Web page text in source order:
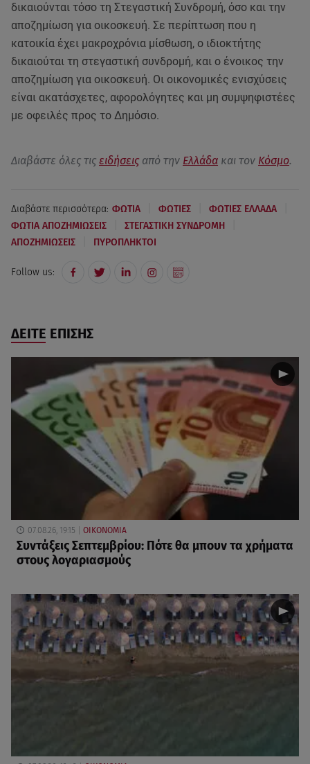
δικαιούνται τόσο τη Στεγαστική Συνδρομή, όσο και την
αποζημίωση για οικοσκευή. Σε περίπτωση που η
κατοικία έχει μακροχρόνια μίσθωση, ο ιδιοκτήτης
δικαιούται τη στεγαστική συνδρομή, και ο ένοικος την
αποζημίωση για οικοσκευή. Οι οικονομικές ενισχύσεις
είναι ακατάσχετες, αφορολόγητες και μη συμψηφιστέες
με οφειλές προς το Δημόσιο.
Διαβάστε όλες τις ειδήσεις από την Ελλάδα και τον Κόσμο.
Διαβάστε περισσότερα: ΦΩΤΙΑ ΦΩΤΙΕΣ ΦΩΤΙΕΣ ΕΛΛΑΔΑ
ΦΩΤΙΑ ΑΠΟΖΗΜΙΩΣΕΙΣ ΣΤΕΓΑΣΤΙΚΗ ΣΥΝΔΡΟΜΗ
ΑΠΟΖΗΜΙΩΣΕΙΣ ΠΥΡΟΠΛΗΚΤΟΙ
Follow us:
ΔΕΙΤΕ ΕΠΙΣΗΣ
07.08.26, 19:15 ΟΙΚΟΝΟΜΙΑ
Συντάξεις Σεπτεμβρίου: Πότε θα μπουν τα χρήματα
στους λογαριασμούς